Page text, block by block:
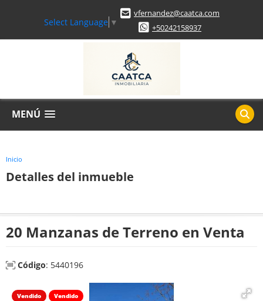
Select Language ▼
vfernandez@caatca.com
+50242158937
MENÚ
Inicio
Detalles del inmueble
20 Manzanas de Terreno en Venta
Código: 5440196
Vendido Vendido